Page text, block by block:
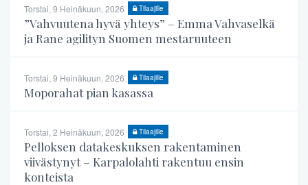
Torstai, 9 Heinäkuun, 2026 Tilaajille
”Vahvuutena hyvä yhteys” – Emma Vahvaselkä
ja Rane agilityn Suomen mestaruuteen
Torstai, 9 Heinäkuun, 2026 Tilaajille
Moporahat pian kasassa
Torstai, 2 Heinäkuun, 2026 Tilaajille
Pelloksen datakeskuksen rakentaminen
viivästynyt – Karpalolahti rakentuu ensin
konteista